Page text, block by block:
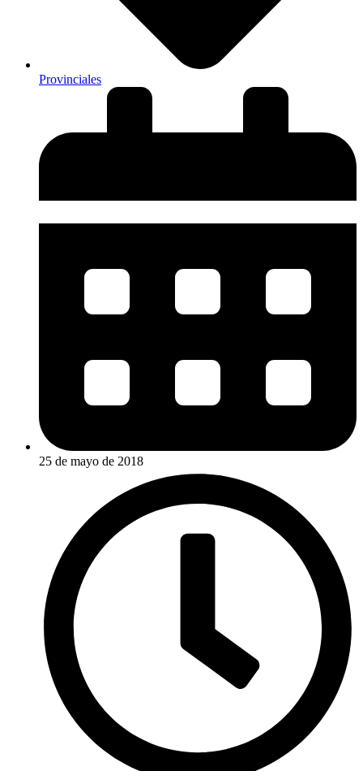
Provinciales
25 de mayo de 2018